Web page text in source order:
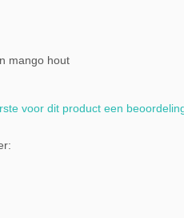
mango hout
voor dit product een